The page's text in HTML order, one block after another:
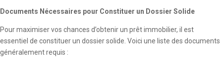
Documents Nécessaires pour Constituer un Dossier Solide
Pour maximiser vos chances d’obtenir un prêt immobilier, il est
essentiel de constituer un dossier solide. Voici une liste des documents
généralement requis :